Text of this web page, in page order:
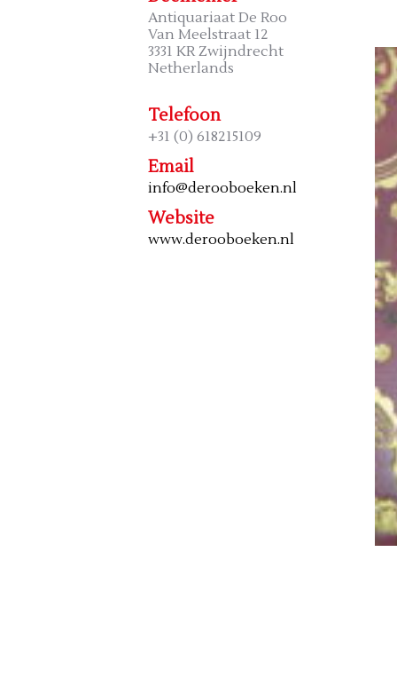
Antiquariaat De Roo
Van Meelstraat 12
3331 KR Zwijndrecht
Netherlands
Telefoon
+31 (0) 618215109
Email
info@derooboeken.nl
Website
www.derooboeken.nl